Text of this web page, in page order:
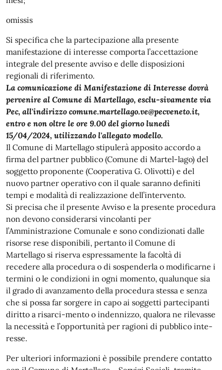
omissis
Si specifica che la partecipazione alla presente
manifestazione di interesse comporta l’accettazione
integrale del presente avviso e delle disposizioni
regionali di riferimento.
La comunicazione di Manifestazione di Interesse dovrà
pervenire al Comune di Martellago, esclu-sivamente via
Pec, all'indirizzo comune.martellago.ve@pecveneto.it,
entro e non oltre le ore 9.00 del giorno lunedì
15/04/2024, utilizzando l'allegato modello.
Il Comune di Martellago stipulerà apposito accordo a
firma del partner pubblico (Comune di Martel-lago) del
soggetto proponente (Cooperativa G. Olivotti) e del
nuovo partner operativo con il quale saranno definiti
tempi e modalità di realizzazione dell’intervento.
Si precisa che il presente Avviso e la presente procedura
non devono considerarsi vincolanti per
l’Amministrazione Comunale e sono condizionati dalle
risorse rese disponibili, pertanto il Comune di
Martellago si riserva espressamente la facoltà di
recedere alla procedura o di sospenderla o modificarne i
termini o le condizioni in ogni momento, qualunque sia
il grado di avanzamento della procedura stessa e senza
che si possa far sorgere in capo ai soggetti partecipanti
diritto a risarci-mento o indennizzo, qualora ne rilevasse
la necessità e l’opportunità per ragioni di pubblico inte-
resse.
Per ulteriori informazioni è possibile prendere contatto